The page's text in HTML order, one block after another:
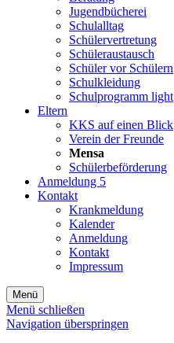
Jugendbücherei
Schulalltag
Schülervertretung
Schüleraustausch
Schüler vor Schülern
Schulkleidung
Schulprogramm light
Eltern
KKS auf einen Blick
Verein der Freunde
Mensa
Schülerbeförderung
Anmeldung 5
Kontakt
Krankmeldung
Kalender
Anmeldung
Kontakt
Impressum
Menü
Menü schließen
Navigation überspringen